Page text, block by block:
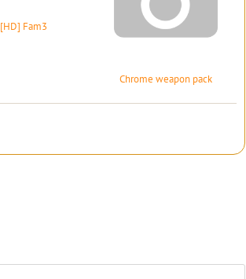
[HD] Fam3
Chrome weapon pack